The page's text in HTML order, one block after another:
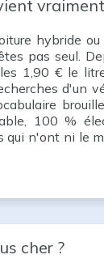
hybride
pas seul.
1,90 € le
d'un
100 %
qui n'ont ni le
cher ?